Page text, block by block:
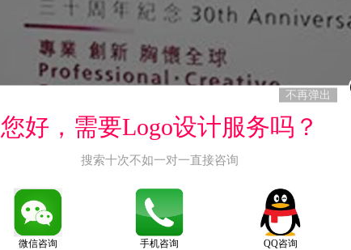
不再弹出
您好，需要Logo设计服务吗？
搜索十次不如一对一直接咨询
微信咨询 手机咨询 QQ咨询